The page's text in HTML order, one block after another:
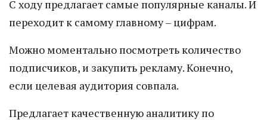
С ходу предлагает самые популярные каналы. И
переходит к самому главному – цифрам.
Можно моментально посмотреть количество
подписчиков, и закупить рекламу. Конечно,
если целевая аудитория совпала.
Предлагает качественную аналитику по